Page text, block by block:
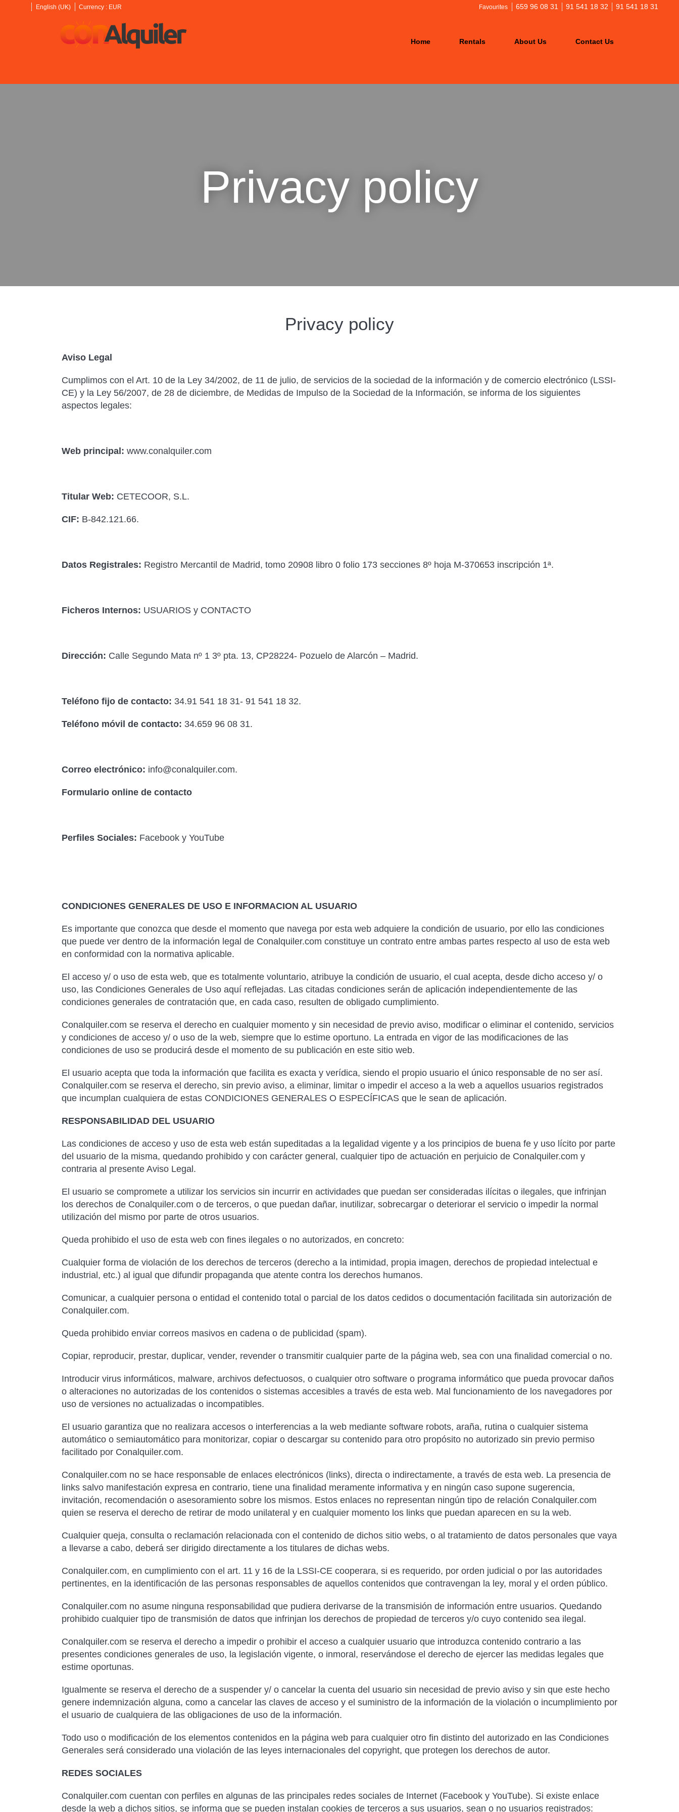
91 541 18 31
91 541 18 32
659 96 08 31
English (UK) Currency : EUR Favourites
Home Rentals About Us Contact Us
Privacy policy
Privacy policy
Aviso Legal
Cumplimos con el Art. 10 de la Ley 34/2002, de 11 de julio, de servicios de la sociedad de la información y de comercio electrónico (LSSI-
CE) y la Ley 56/2007, de 28 de diciembre, de Medidas de Impulso de la Sociedad de la Información, se informa de los siguientes
aspectos legales:
Web principal: www.conalquiler.com
Titular Web: CETECOOR, S.L.
CIF: B-842.121.66.
Datos Registrales: Registro Mercantil de Madrid, tomo 20908 libro 0 folio 173 secciones 8º hoja M-370653 inscripción 1ª.
Ficheros Internos: USUARIOS y CONTACTO
Dirección: Calle Segundo Mata nº 1 3º pta. 13, CP28224- Pozuelo de Alarcón – Madrid.
Teléfono fijo de contacto: 34.91 541 18 31- 91 541 18 32.
Teléfono móvil de contacto: 34.659 96 08 31.
Correo electrónico: info@conalquiler.com.
Formulario online de contacto
Perfiles Sociales: Facebook y YouTube
CONDICIONES GENERALES DE USO E INFORMACION AL USUARIO
Es importante que conozca que desde el momento que navega por esta web adquiere la condición de usuario, por ello las condiciones
que puede ver dentro de la información legal de Conalquiler.com constituye un contrato entre ambas partes respecto al uso de esta web
en conformidad con la normativa aplicable.
El acceso y/ o uso de esta web, que es totalmente voluntario, atribuye la condición de usuario, el cual acepta, desde dicho acceso y/ o
uso, las Condiciones Generales de Uso aquí reflejadas. Las citadas condiciones serán de aplicación independientemente de las
condiciones generales de contratación que, en cada caso, resulten de obligado cumplimiento.
Conalquiler.com se reserva el derecho en cualquier momento y sin necesidad de previo aviso, modificar o eliminar el contenido, servicios
y condiciones de acceso y/ o uso de la web, siempre que lo estime oportuno. La entrada en vigor de las modificaciones de las
condiciones de uso se producirá desde el momento de su publicación en este sitio web.
El usuario acepta que toda la información que facilita es exacta y verídica, siendo el propio usuario el único responsable de no ser así.
Conalquiler.com se reserva el derecho, sin previo aviso, a eliminar, limitar o impedir el acceso a la web a aquellos usuarios registrados
que incumplan cualquiera de estas CONDICIONES GENERALES O ESPECÍFICAS que le sean de aplicación.
RESPONSABILIDAD DEL USUARIO
Las condiciones de acceso y uso de esta web están supeditadas a la legalidad vigente y a los principios de buena fe y uso lícito por parte
del usuario de la misma, quedando prohibido y con carácter general, cualquier tipo de actuación en perjuicio de Conalquiler.com y
contraria al presente Aviso Legal.
El usuario se compromete a utilizar los servicios sin incurrir en actividades que puedan ser consideradas ilícitas o ilegales, que infrinjan
los derechos de Conalquiler.com o de terceros, o que puedan dañar, inutilizar, sobrecargar o deteriorar el servicio o impedir la normal
utilización del mismo por parte de otros usuarios.
Queda prohibido el uso de esta web con fines ilegales o no autorizados, en concreto:
Cualquier forma de violación de los derechos de terceros (derecho a la intimidad, propia imagen, derechos de propiedad intelectual e
industrial, etc.) al igual que difundir propaganda que atente contra los derechos humanos.
Comunicar, a cualquier persona o entidad el contenido total o parcial de los datos cedidos o documentación facilitada sin autorización de
Conalquiler.com.
Queda prohibido enviar correos masivos en cadena o de publicidad (spam).
Copiar, reproducir, prestar, duplicar, vender, revender o transmitir cualquier parte de la página web, sea con una finalidad comercial o no.
Introducir virus informáticos, malware, archivos defectuosos, o cualquier otro software o programa informático que pueda provocar daños
o alteraciones no autorizadas de los contenidos o sistemas accesibles a través de esta web. Mal funcionamiento de los navegadores por
uso de versiones no actualizadas o incompatibles.
El usuario garantiza que no realizara accesos o interferencias a la web mediante software robots, araña, rutina o cualquier sistema
automático o semiautomático para monitorizar, copiar o descargar su contenido para otro propósito no autorizado sin previo permiso
facilitado por Conalquiler.com.
Conalquiler.com no se hace responsable de enlaces electrónicos (links), directa o indirectamente, a través de esta web. La presencia de
links salvo manifestación expresa en contrario, tiene una finalidad meramente informativa y en ningún caso supone sugerencia,
invitación, recomendación o asesoramiento sobre los mismos. Estos enlaces no representan ningún tipo de relación Conalquiler.com
quien se reserva el derecho de retirar de modo unilateral y en cualquier momento los links que puedan aparecen en su la web.
Cualquier queja, consulta o reclamación relacionada con el contenido de dichos sitio webs, o al tratamiento de datos personales que vaya
a llevarse a cabo, deberá ser dirigido directamente a los titulares de dichas webs.
Conalquiler.com, en cumplimiento con el art. 11 y 16 de la LSSI-CE cooperara, si es requerido, por orden judicial o por las autoridades
pertinentes, en la identificación de las personas responsables de aquellos contenidos que contravengan la ley, moral y el orden público.
Conalquiler.com no asume ninguna responsabilidad que pudiera derivarse de la transmisión de información entre usuarios. Quedando
prohibido cualquier tipo de transmisión de datos que infrinjan los derechos de propiedad de terceros y/o cuyo contenido sea ilegal.
Conalquiler.com se reserva el derecho a impedir o prohibir el acceso a cualquier usuario que introduzca contenido contrario a las
presentes condiciones generales de uso, la legislación vigente, o inmoral, reservándose el derecho de ejercer las medidas legales que
estime oportunas.
Igualmente se reserva el derecho de a suspender y/ o cancelar la cuenta del usuario sin necesidad de previo aviso y sin que este hecho
genere indemnización alguna, como a cancelar las claves de acceso y el suministro de la información de la violación o incumplimiento por
el usuario de cualquiera de las obligaciones de uso de la información.
Todo uso o modificación de los elementos contenidos en la página web para cualquier otro fin distinto del autorizado en las Condiciones
Generales será considerado una violación de las leyes internacionales del copyright, que protegen los derechos de autor.
REDES SOCIALES
Conalquiler.com cuentan con perfiles en algunas de las principales redes sociales de Internet (Facebook y YouTube). Si existe enlace
desde la web a dichos sitios, se informa que se pueden instalan cookies de terceros a sus usuarios, sean o no usuarios registrados: